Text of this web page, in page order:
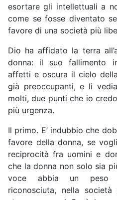
esortare gli intellettuali a
come se fosse diventato
favore di una società più
Dio ha affidato la terra
donna: il suo fallimento
affetti e oscura il cielo
già preoccupanti, e li
molti, due punti che io
più urgenza.
Il primo. E’ indubbio che
favore della donna, se
reciprocità fra uomini e
che la donna non solo sia
voce abbia un peso
riconosciuta, nella